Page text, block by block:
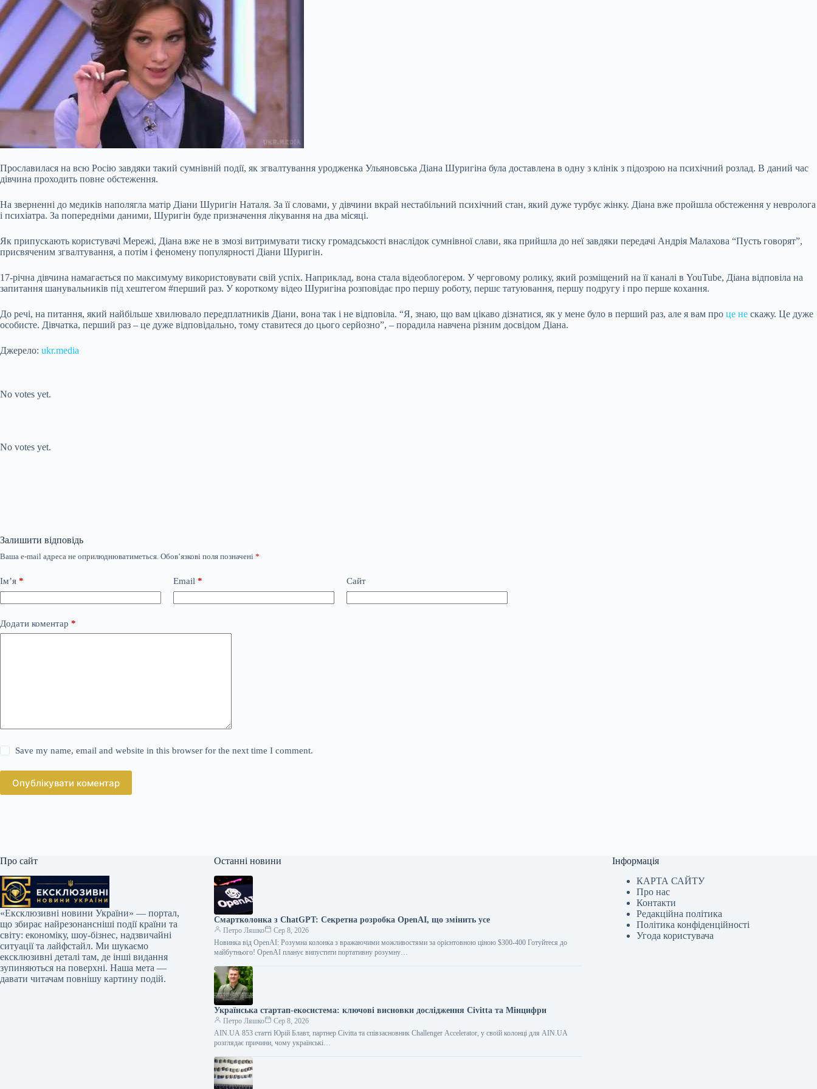
Прославилася на всю Росію завдяки такий сумнівній події, як згвалтування уродженка Ульяновська Діана Шуригіна була доставлена ​​в одну з клінік з підозрою на психічний розлад. В даний час
дівчина проходить повне обстеження.
На зверненні до медиків наполягла матір Діани Шуригін Наталя. За її словами, у дівчини вкрай нестабільний психічний стан, який дуже турбує жінку. Діана вже пройшла обстеження у невролога
і психіатра. За попередніми даними, Шуригін буде призначення лікування на два місяці.
Як припускають користувачі Мережі, Діана вже не в змозі витримувати тиску громадськості внаслідок сумнівної слави, яка прийшла до неї завдяки передачі Андрія Малахова “Пусть говорят”,
присвяченим згвалтування, а потім і феномену популярності Діани Шуригін.
17-річна дівчина намагається по максимуму використовувати свій успіх. Наприклад, вона стала відеоблогером. У черговому ролику, який розміщений на її каналі в YouTube, Діана відповіла на
запитання шанувальників під хештегом #перший раз. У короткому відео Шуригіна розповідає про першу роботу, першє татуювання, першу подругу і про перше кохання.
До речі, на питання, який найбільше хвилювало передплатників Діани, вона так і не відповіла. “Я, знаю, що вам цікаво дізнатися, як у мене було в перший раз, але я вам про це не скажу. Це дуже
особисте. Дівчатка, перший раз – це дуже відповідально, тому ставитеся до цього серйозно”, – порадила навчена різним досвідом Діана.
Джерело: ukr.media
No votes yet.
No votes yet.
Залишити відповідь
Ваша e-mail адреса не оприлюднюватиметься. Обов’язкові поля позначені *
Ім’я * Email * Сайт
Додати коментар *
Save my name, email and website in this browser for the next time I comment.
Опублікувати коментар
Про сайт
«Ексклюзивні новини України» — портал,
що збирає найрезонансніші події країни та
світу: економіку, шоу-бізнес, надзвичайні
ситуації та лайфстайл. Ми шукаємо
ексклюзивні деталі там, де інші видання
зупиняються на поверхні. Наша мета —
давати читачам повнішу картину подій.
Останні новини
Смартколонка з ChatGPT: Секретна розробка OpenAI, що змінить усе
Петро Ляшко
Сер 8, 2026
Новинка від OpenAI: Розумна колонка з вражаючими можливостями за орієнтовною ціною $300-400 Готуйтеся до
майбутнього! OpenAI планує випустити портативну розумну…
Українська стартап-екосистема: ключові висновки дослідження Civitta та Мінцифри
Петро Ляшко
Сер 8, 2026
AIN.UA 853 статті Юрій Блавт, партнер Civitta та співзасновник Challenger Accelerator, у своїй колонці для AIN.UA
розглядає причини, чому українські…
Інформація
КАРТА САЙТУ
Про нас
Контакти
Редакційна політика
Політика конфіденційності
Угода користувача